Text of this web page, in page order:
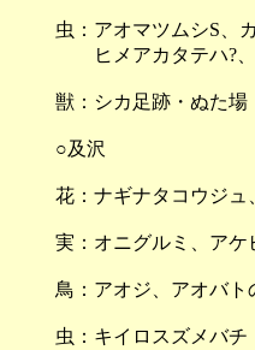
虫：アオマツムシS、
ヒメアカタテハ?、
獣：シカ足跡・ぬた場
○及沢
花：ナギナタコウジ
実：オニグルミ、ア
鳥：アオジ、アオバト
虫：キイロスズメバチ